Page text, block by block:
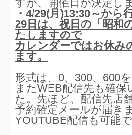
すが、開催日が決定し
・4/29(月)13:30～から
29日は、祝日の「昭和
たしますので
カレンダーではお休み
ます。
形式は、0、300、600
またWEB配信先も確保
た。先ほど、配信先店
予約確定メールが届き
YOUTUBE配信も可能